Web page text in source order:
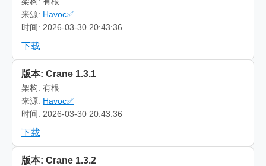
来源: Havoc✅
时间: 2026-03-30 20:43:36
下载
版本: Crane 1.3.1
架构: 有根
来源: Havoc✅
时间: 2026-03-30 20:43:36
下载
版本: Crane 1.3.2